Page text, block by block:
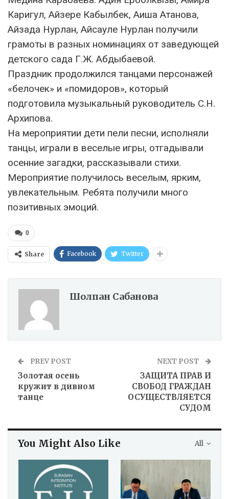
Каригул, Айзере Кабылбек, Аиша Атанова,
Айзада Нурлан, Айсауле Нурлан получили
грамоты в разных номинациях от заведующей
детского сада Г.Ж. Абдыбаевой.
Праздник продолжился танцами персонажей
«белочек» и «помидоров», который
подготовила музыкальный руководитель С.Н.
Архипова.
На мероприятии дети пели песни, исполняли
танцы, играли в веселые игры, отгадывали
осенние загадки, рассказывали стихи.
Мероприятие получилось веселым, ярким,
увлекательным. Ребята получили много
позитивных эмоций.
0
Share Facebook Twitter
Шолпан Сабанова
PREV POST
Золотая осень
кружит в дивном
танце
NEXT POST
ЗАЩИТА ПРАВ И
СВОБОД ГРАЖДАН
ОСУЩЕСТВЛЯЕТСЯ
СУДОМ
All
You Might Also Like